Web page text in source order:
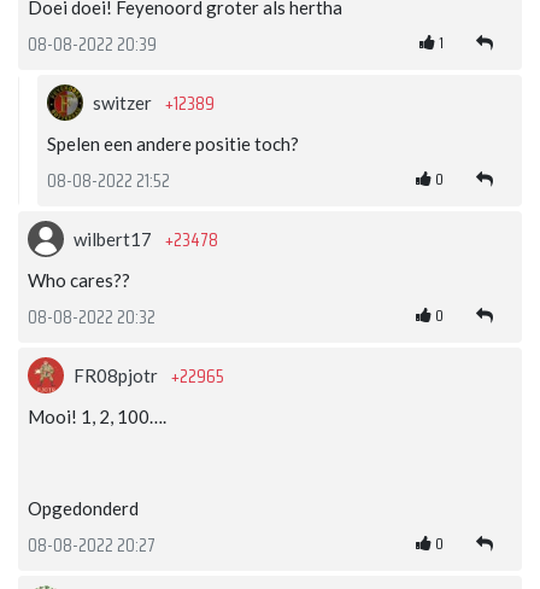
Doei doei! Feyenoord groter als hertha
08-08-2022 20:39 1
switzer +12389
Spelen een andere positie toch?
08-08-2022 21:52 0
wilbert17 +23478
Who cares??
08-08-2022 20:32 0
FR08pjotr +22965
Mooi! 1, 2, 100….
Opgedonderd
08-08-2022 20:27 0